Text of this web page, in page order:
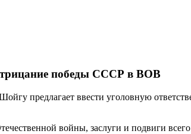
отрицание победы СССР в ВОВ
предлагает ввести уголовную
войны, заслуги и подвиги всего